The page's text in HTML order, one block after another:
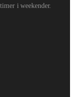
i weekender.